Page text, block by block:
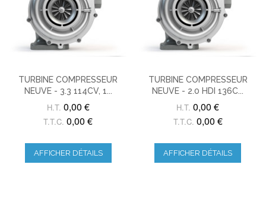
TURBINE COMPRESSEUR
NEUVE - 3.3 114CV, 1...
H.T. 0,00 €
T.T.C. 0,00 €
AFFICHER DÉTAILS
TURBINE COMPRESSEUR
NEUVE - 2.0 HDI 136C...
H.T. 0,00 €
T.T.C. 0,00 €
AFFICHER DÉTAILS